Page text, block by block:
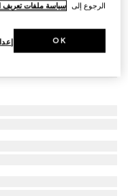
الرجوع إلى سياسة ملفات تعريف
OK